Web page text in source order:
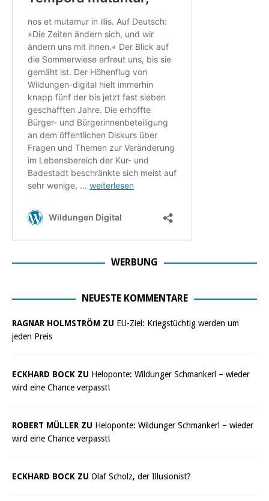
WERBUNG
NEUESTE KOMMENTARE
RAGNAR HOLMSTRÖM ZU EU-Ziel: Kriegstüchtig werden um
jeden Preis
ECKHARD BOCK ZU Heloponte: Wildunger Schmankerl – wieder
wird eine Chance verpasst!
ROBERT MÜLLER ZU Heloponte: Wildunger Schmankerl – wieder
wird eine Chance verpasst!
ECKHARD BOCK ZU Olaf Scholz, der Illusionist?